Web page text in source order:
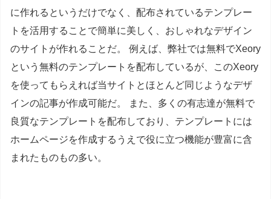
に作れるというだけでなく、配布されているテンプレー
トを活用することで簡単に美しく、おしゃれなデザイン
のサイトが作れることだ。 例えば、弊社では無料でXeory
という無料のテンプレートを配布しているが、このXeory
を使ってもらえれば当サイトとほとんど同じようなデザ
インの記事が作成可能だ。 また、多くの有志達が無料で
良質なテンプレートを配布しており、テンプレートには
ホームページを作成するうえで役に立つ機能が豊富に含
まれたものもの多い。